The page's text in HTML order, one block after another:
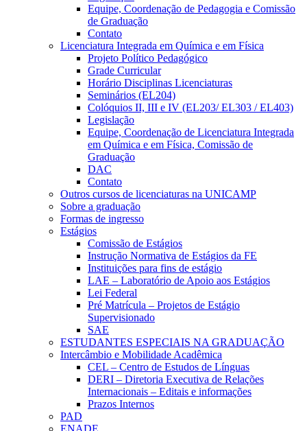
Equipe, Coordenação de Pedagogia e Comissão
de Graduação
Contato
Licenciatura Integrada em Química e em Física
Projeto Político Pedagógico
Grade Curricular
Horário Disciplinas Licenciaturas
Seminários (EL204)
Colóquios II, III e IV (EL203/ EL303 / EL403)
Legislação
Equipe, Coordenação de Licenciatura Integrada
em Química e em Física, Comissão de
Graduação
DAC
Contato
Outros cursos de licenciaturas na UNICAMP
Sobre a graduação
Formas de ingresso
Estágios
Comissão de Estágios
Instrução Normativa de Estágios da FE
Instituições para fins de estágio
LAE – Laboratório de Apoio aos Estágios
Lei Federal
Pré Matrícula – Projetos de Estágio
Supervisionado
SAE
ESTUDANTES ESPECIAIS NA GRADUAÇÃO
Intercâmbio e Mobilidade Acadêmica
CEL – Centro de Estudos de Línguas
DERI – Diretoria Executiva de Relações
Internacionais – Editais e informações
Prazos Internos
PAD
ENADE